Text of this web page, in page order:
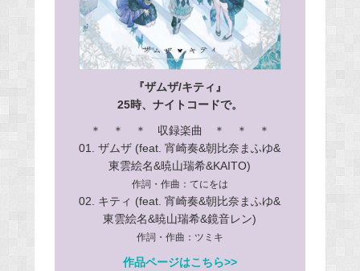
『ザムザ/キティ』
25時、ナイトコードで。
＊ ＊ ＊ 収録楽曲 ＊ ＊ ＊
01. ザムザ (feat. 宵崎奏&朝比奈まふゆ&
東雲絵名&暁山瑞希&KAITO)
作詞・作曲：てにをは
02. キティ (feat. 宵崎奏&朝比奈まふゆ&
東雲絵名&暁山瑞希&鏡音レン)
作詞・作曲：ツミキ
作品ページはこちら>>